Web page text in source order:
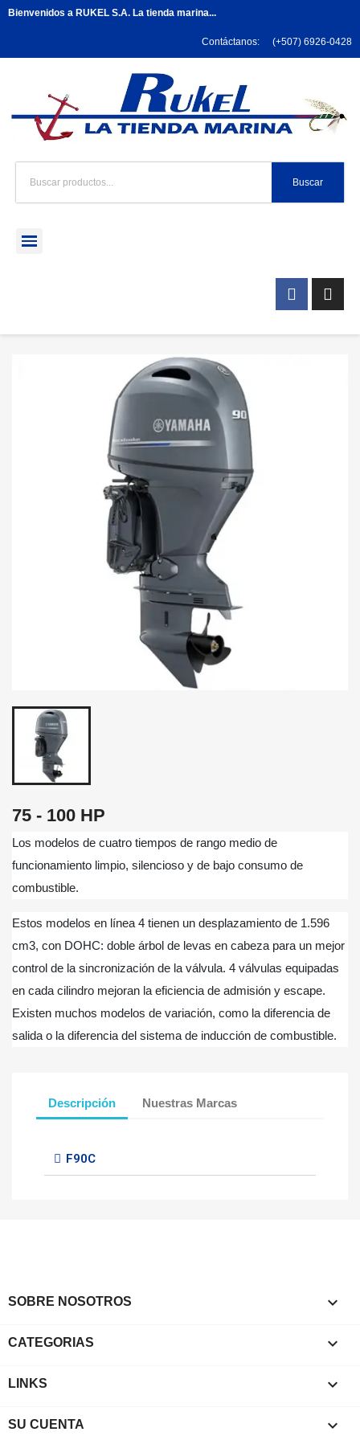
Bienvenidos a RUKEL S.A. La tienda marina...
Contáctanos: (+507) 6926-0428
Buscar
75 - 100 HP
Los modelos de cuatro tiempos de rango medio de
funcionamiento limpio, silencioso y de bajo consumo de
combustible.
Estos modelos en línea 4 tienen un desplazamiento de 1.596
cm3, con DOHC: doble árbol de levas en cabeza para un mejor
control de la sincronización de la válvula. 4 válvulas equipadas
en cada cilindro mejoran la eficiencia de admisión y escape.
Existen muchos modelos de variación, como la diferencia de
salida o la diferencia del sistema de inducción de combustible.
Descripción Nuestras Marcas
F90C
SOBRE NOSOTROS 
CATEGORIAS 
LINKS 
SU CUENTA 